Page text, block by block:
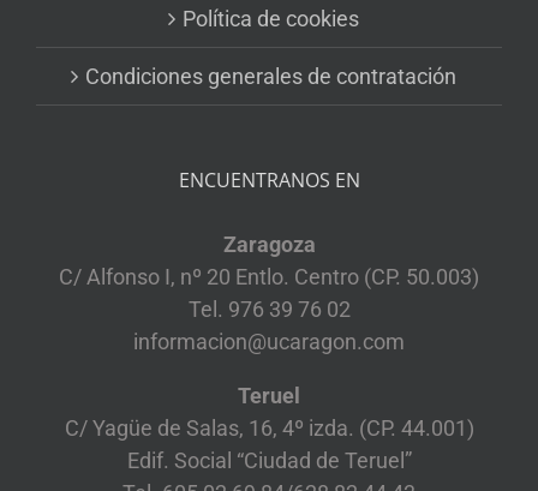
Política de cookies
Condiciones generales de contratación
ENCUENTRANOS EN
Zaragoza
C/ Alfonso I, nº 20 Entlo. Centro (CP. 50.003)
Tel. 976 39 76 02
informacion@ucaragon.com
Teruel
C/ Yagüe de Salas, 16, 4º izda. (CP. 44.001)
Edif. Social “Ciudad de Teruel”